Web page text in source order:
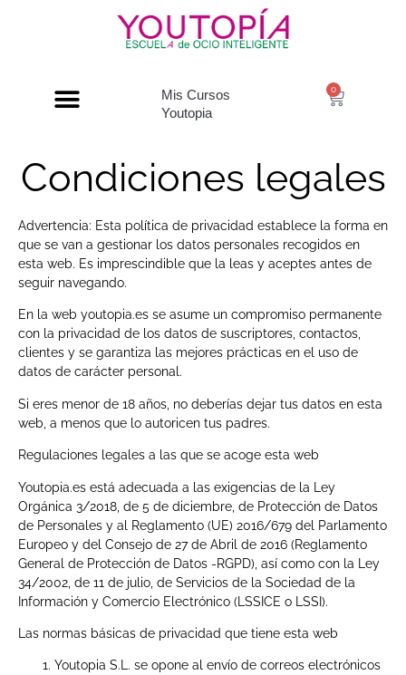
Mis Cursos
Youtopia
0
Condiciones legales
Advertencia: Esta política de privacidad establece la forma en
que se van a gestionar los datos personales recogidos en
esta web. Es imprescindible que la leas y aceptes antes de
seguir navegando.
En la web youtopia.es se asume un compromiso permanente
con la privacidad de los datos de suscriptores, contactos,
clientes y se garantiza las mejores prácticas en el uso de
datos de carácter personal.
Si eres menor de 18 años, no deberías dejar tus datos en esta
web, a menos que lo autoricen tus padres.
Regulaciones legales a las que se acoge esta web
Youtopia.es está adecuada a las exigencias de la Ley
Orgánica 3/2018, de 5 de diciembre, de Protección de Datos
de Personales y al Reglamento (UE) 2016/679 del Parlamento
Europeo y del Consejo de 27 de Abril de 2016 (Reglamento
General de Protección de Datos -RGPD), así como con la Ley
34/2002, de 11 de julio, de Servicios de la Sociedad de la
Información y Comercio Electrónico (LSSICE o LSSI).
Las normas básicas de privacidad que tiene esta web
Youtopia S.L. se opone al envío de correos electrónicos